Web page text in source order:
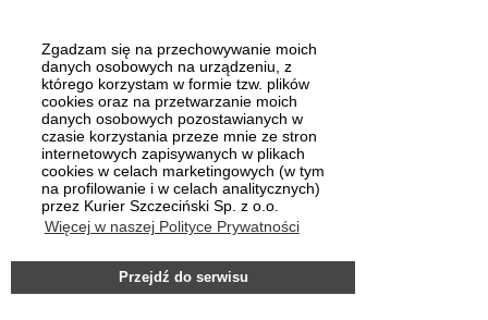
Zgadzam się na przechowywanie moich
danych osobowych na urządzeniu, z
którego korzystam w formie tzw. plików
cookies oraz na przetwarzanie moich
danych osobowych pozostawianych w
czasie korzystania przeze mnie ze stron
internetowych zapisywanych w plikach
cookies w celach marketingowych (w tym
na profilowanie i w celach analitycznych)
przez Kurier Szczeciński Sp. z o.o.
Więcej w naszej Polityce Prywatności
Przejdź do serwisu